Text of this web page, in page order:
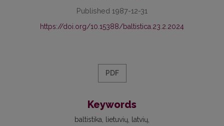
Published 1987-12-31
https://doi.org/10.15388/baltistica.23.2.2024
PDF
Keywords
baltistika lietuvių latvių